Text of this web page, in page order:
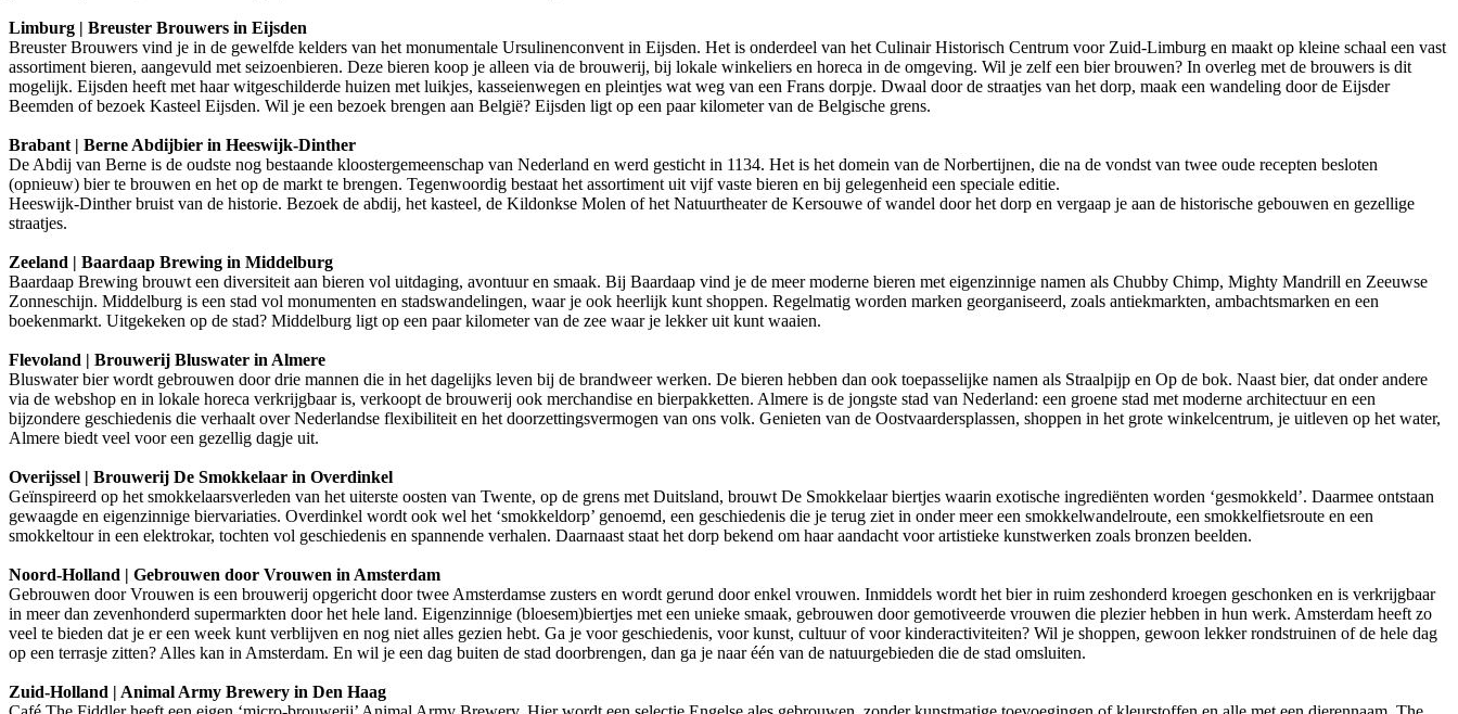
Limburg | Breuster Brouwers in Eijsden
Breuster Brouwers vind je in de gewelfde kelders van het monumentale Ursulinenconvent in Eijsden. Het is onderdeel van het Culinair Historisch Centrum voor Zuid-Limburg en maakt op kleine schaal een vast
assortiment bieren, aangevuld met seizoenbieren. Deze bieren koop je alleen via de brouwerij, bij lokale winkeliers en horeca in de omgeving. Wil je zelf een bier brouwen? In overleg met de brouwers is dit
mogelijk. Eijsden heeft met haar witgeschilderde huizen met luikjes, kasseienwegen en pleintjes wat weg van een Frans dorpje. Dwaal door de straatjes van het dorp, maak een wandeling door de Eijsder
Beemden of bezoek Kasteel Eijsden. Wil je een bezoek brengen aan België? Eijsden ligt op een paar kilometer van de Belgische grens.
Brabant | Berne Abdijbier in Heeswijk-Dinther
De Abdij van Berne is de oudste nog bestaande kloostergemeenschap van Nederland en werd gesticht in 1134. Het is het domein van de Norbertijnen, die na de vondst van twee oude recepten besloten
(opnieuw) bier te brouwen en het op de markt te brengen. Tegenwoordig bestaat het assortiment uit vijf vaste bieren en bij gelegenheid een speciale editie.
Heeswijk-Dinther bruist van de historie. Bezoek de abdij, het kasteel, de Kildonkse Molen of het Natuurtheater de Kersouwe of wandel door het dorp en vergaap je aan de historische gebouwen en gezellige
straatjes.
Zeeland | Baardaap Brewing in Middelburg
Baardaap Brewing brouwt een diversiteit aan bieren vol uitdaging, avontuur en smaak. Bij Baardaap vind je de meer moderne bieren met eigenzinnige namen als Chubby Chimp, Mighty Mandrill en Zeeuwse
Zonneschijn. Middelburg is een stad vol monumenten en stadswandelingen, waar je ook heerlijk kunt shoppen. Regelmatig worden marken georganiseerd, zoals antiekmarkten, ambachtsmarken en een
boekenmarkt. Uitgekeken op de stad? Middelburg ligt op een paar kilometer van de zee waar je lekker uit kunt waaien.
Flevoland | Brouwerij Bluswater in Almere
Bluswater bier wordt gebrouwen door drie mannen die in het dagelijks leven bij de brandweer werken. De bieren hebben dan ook toepasselijke namen als Straalpijp en Op de bok. Naast bier, dat onder andere
via de webshop en in lokale horeca verkrijgbaar is, verkoopt de brouwerij ook merchandise en bierpakketten. Almere is de jongste stad van Nederland: een groene stad met moderne architectuur en een
bijzondere geschiedenis die verhaalt over Nederlandse flexibiliteit en het doorzettingsvermogen van ons volk. Genieten van de Oostvaardersplassen, shoppen in het grote winkelcentrum, je uitleven op het water,
Almere biedt veel voor een gezellig dagje uit.
Overijssel | Brouwerij De Smokkelaar in Overdinkel
Geïnspireerd op het smokkelaarsverleden van het uiterste oosten van Twente, op de grens met Duitsland, brouwt De Smokkelaar biertjes waarin exotische ingrediënten worden ‘gesmokkeld’. Daarmee ontstaan
gewaagde en eigenzinnige biervariaties. Overdinkel wordt ook wel het ‘smokkeldorp’ genoemd, een geschiedenis die je terug ziet in onder meer een smokkelwandelroute, een smokkelfietsroute en een
smokkeltour in een elektrokar, tochten vol geschiedenis en spannende verhalen. Daarnaast staat het dorp bekend om haar aandacht voor artistieke kunstwerken zoals bronzen beelden.
Noord-Holland | Gebrouwen door Vrouwen in Amsterdam
Gebrouwen door Vrouwen is een brouwerij opgericht door twee Amsterdamse zusters en wordt gerund door enkel vrouwen. Inmiddels wordt het bier in ruim zeshonderd kroegen geschonken en is verkrijgbaar
in meer dan zevenhonderd supermarkten door het hele land. Eigenzinnige (bloesem)biertjes met een unieke smaak, gebrouwen door gemotiveerde vrouwen die plezier hebben in hun werk. Amsterdam heeft zo
veel te bieden dat je er een week kunt verblijven en nog niet alles gezien hebt. Ga je voor geschiedenis, voor kunst, cultuur of voor kinderactiviteiten? Wil je shoppen, gewoon lekker rondstruinen of de hele dag
op een terrasje zitten? Alles kan in Amsterdam. En wil je een dag buiten de stad doorbrengen, dan ga je naar één van de natuurgebieden die de stad omsluiten.
Zuid-Holland | Animal Army Brewery in Den Haag